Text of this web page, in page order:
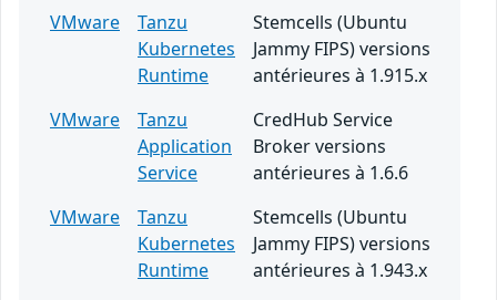
VMware
Tanzu
Kubernetes
Runtime
Stemcells (Ubuntu
Jammy FIPS) versions
antérieures à 1.915.x
VMware
Tanzu
Application
Service
CredHub Service
Broker versions
antérieures à 1.6.6
VMware
Tanzu
Kubernetes
Runtime
Stemcells (Ubuntu
Jammy FIPS) versions
antérieures à 1.943.x